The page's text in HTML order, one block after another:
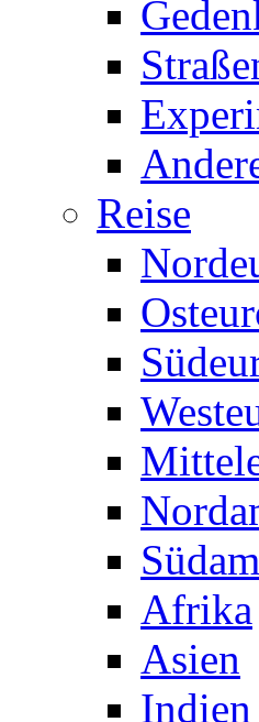
Reise
Afrika
Asien
Indien